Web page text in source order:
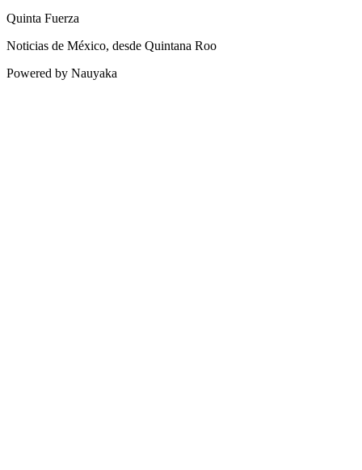
Quinta Fuerza
Noticias de México, desde Quintana Roo
Powered by Nauyaka